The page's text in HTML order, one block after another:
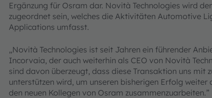
Ergänzung für Osram dar. Novità Technologies wird
zugeordnet sein, welches die Aktivitäten Automotive
Applications umfasst.
„Novità Technologies ist seit Jahren ein führender
Incorvaia, der auch weiterhin als CEO von Novità
sind davon überzeugt, dass diese Transaktion uns mit
unterstützen wird, um unseren bisherigen Erfolg weiter
den neuen Kollegen von Osram zusammenzuarbeiten.”